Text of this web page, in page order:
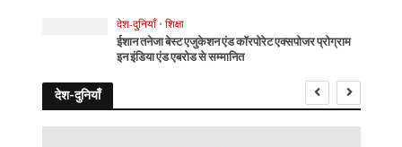
देश-दुनियाँ • शिक्षा
ईशान तनेजा बेस्ट एजुकेशन एंड कॉरपोरेट एक्सपोजर प्रोग्राम
इन इंडिया एंड एबरोड से सम्मानित
देश-दुनियाँ